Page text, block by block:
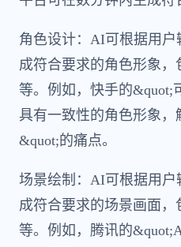
角色设计：AI可根据用
成符合要求的角色形象
等。例如，快手的&quot;
具有一致性的角色形象，
&quot;的痛点。
场景绘制：AI可根据用
成符合要求的场景画面
等。例如，腾讯的